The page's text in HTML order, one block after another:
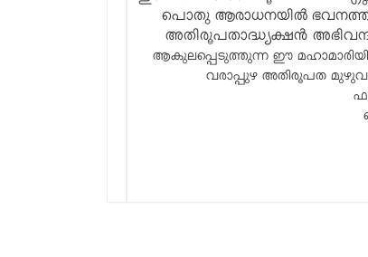
പൊതു ആരാധനയിൽ
അതിരൂപതാദ്ധ്യക്ഷൻ
ആകുലപ്പെടുത്തുന്ന ഈ
വരാപ്പുഴ അതിരൂപത